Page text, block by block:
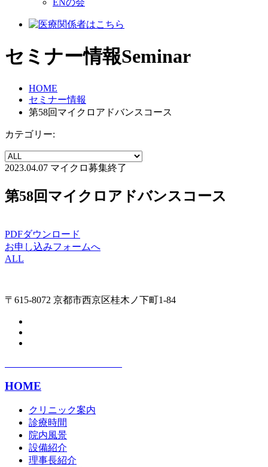
ENの会
セミナー情報Seminar
HOME
セミナー情報
第58回マイクロアドバンスコース
カテゴリー:
2023.04.07 マイクロ募集終了
第58回マイクロアドバンスコース
PDFダウンロード
お申し込みフォームへ
ALL
〒615-8072 京都市西京区桂木ノ下町1-84
HOME
クリニック案内
診療時間
院内風景
設備紹介
理事長紹介